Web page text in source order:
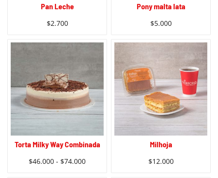
Pan Leche
$2.700
Pony malta lata
$5.000
Torta Milky Way Combinada
$46.000 - $74.000
Milhoja
$12.000